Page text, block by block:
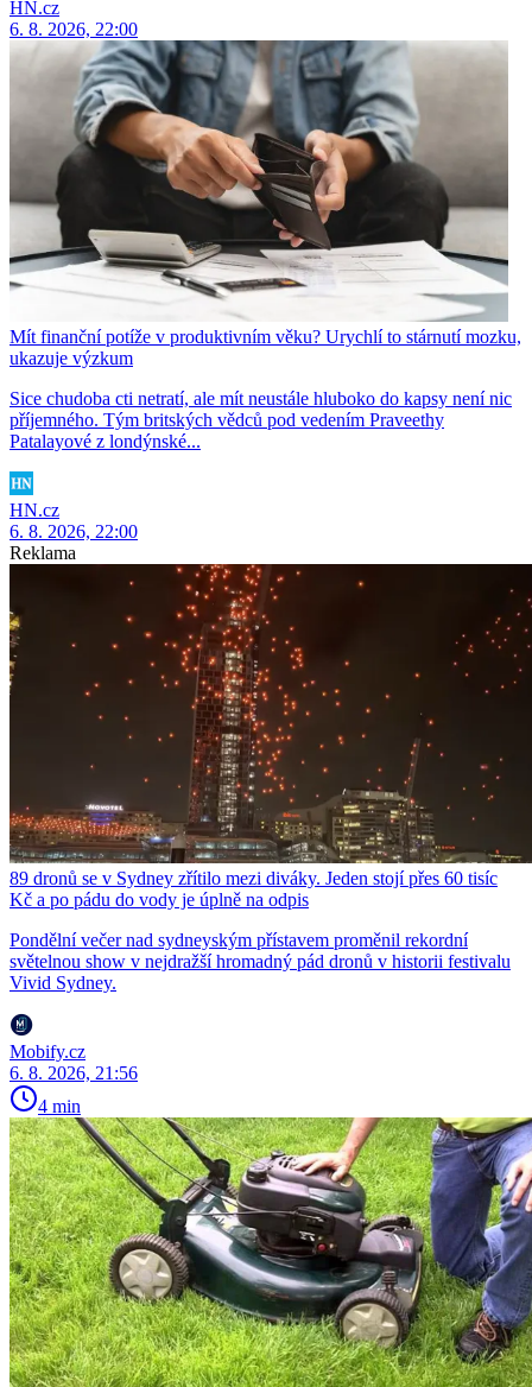
HN.cz
6. 8. 2026, 22:00
Mít finanční potíže v produktivním věku? Urychlí to stárnutí mozku,
ukazuje výzkum
Sice chudoba cti netratí, ale mít neustále hluboko do kapsy není nic
příjemného. Tým britských vědců pod vedením Praveethy
Patalayové z londýnské...
HN.cz
6. 8. 2026, 22:00
Reklama
89 dronů se v Sydney zřítilo mezi diváky. Jeden stojí přes 60 tisíc
Kč a po pádu do vody je úplně na odpis
Pondělní večer nad sydneyským přístavem proměnil rekordní
světelnou show v nejdražší hromadný pád dronů v historii festivalu
Vivid Sydney.
Mobify.cz
6. 8. 2026, 21:56
4 min